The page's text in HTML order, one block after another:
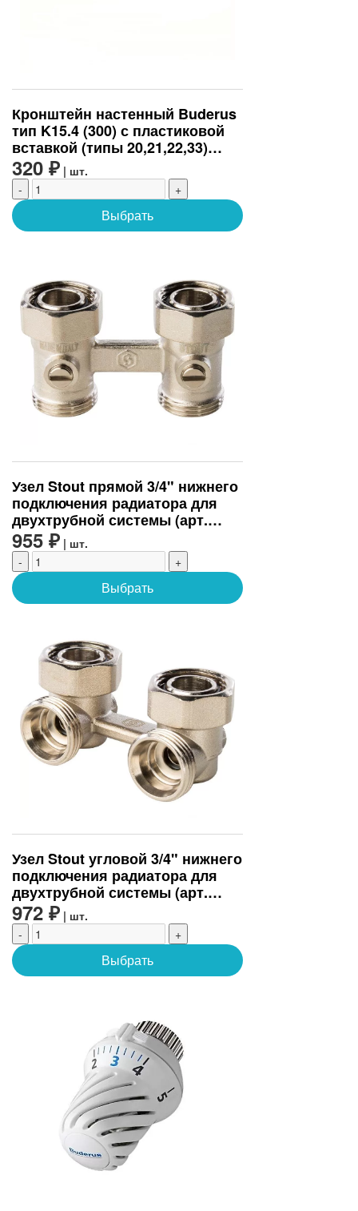
Кронштейн настенный Buderus
тип K15.4 (300) с пластиковой
вставкой (типы 20,21,22,33)
(K15.4300)
320 ₽ | шт.
-
+
Выбрать
Узел Stout прямой 3/4" нижнего
подключения радиатора для
двухтрубной системы (арт.
SVH-0002-000020)
955 ₽ | шт.
-
+
Выбрать
Узел Stout угловой 3/4" нижнего
подключения радиатора для
двухтрубной системы (арт.
SVH-0004-000020)
972 ₽ | шт.
-
+
Выбрать